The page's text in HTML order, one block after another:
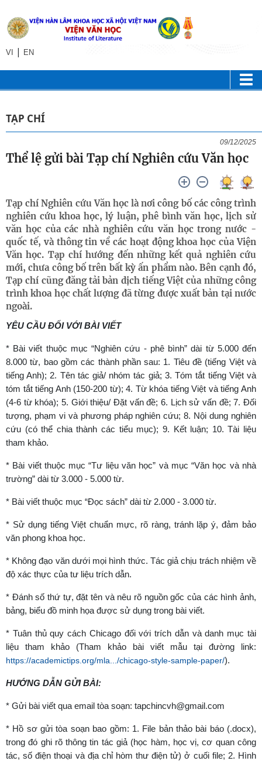
VI | EN
TẠP CHÍ
09/12/2025
Thể lệ gửi bài Tạp chí Nghiên cứu Văn học
Tạp chí Nghiên cứu Văn học là nơi công bố các công trình
nghiên cứu khoa học, lý luận, phê bình văn học, lịch sử
văn học của các nhà nghiên cứu văn học trong nước -
quốc tế, và thông tin về các hoạt động khoa học của Viện
Văn học. Tạp chí hướng đến những kết quả nghiên cứu
mới, chưa công bố trên bất kỳ ấn phẩm nào. Bên cạnh đó,
Tạp chí cũng đăng tải bản dịch tiếng Việt của những công
trình khoa học chất lượng đã từng được xuất bản tại nước
ngoài.
YÊU CẦU ĐỐI VỚI BÀI VIẾT
* Bài viết thuộc mục “Nghiên cứu - phê bình” dài từ 5.000 đến
8.000 từ, bao gồm các thành phần sau: 1. Tiêu đề (tiếng Việt và
tiếng Anh); 2. Tên tác giả/ nhóm tác giả; 3. Tóm tắt tiếng Việt và
tóm tắt tiếng Anh (150-200 từ); 4. Từ khóa tiếng Việt và tiếng Anh
(4-6 từ khóa); 5. Giới thiệu/ Đặt vấn đề; 6. Lịch sử vấn đề; 7. Đối
tượng, phạm vi và phương pháp nghiên cứu; 8. Nội dung nghiên
cứu (có thể chia thành các tiểu mục); 9. Kết luận; 10. Tài liệu
tham khảo.
* Bài viết thuộc mục “Tư liệu văn học” và mục “Văn học và nhà
trường” dài từ 3.000 - 5.000 từ.
* Bài viết thuộc mục “Đọc sách” dài từ 2.000 - 3.000 từ.
* Sử dụng tiếng Việt chuẩn mực, rõ ràng, tránh lặp ý, đảm bảo
văn phong khoa học.
* Không đạo văn dưới mọi hình thức. Tác giả chịu trách nhiệm về
độ xác thực của tư liệu trích dẫn.
* Đánh số thứ tự, đặt tên và nêu rõ nguồn gốc của các hình ảnh,
bảng, biểu đồ minh họa được sử dụng trong bài viết.
* Tuân thủ quy cách Chicago đối với trích dẫn và danh mục tài
liệu tham khảo (Tham khảo bài viết mẫu tại đường link:
https://academictips.org/mla.../chicago-style-sample-paper/).
HƯỚNG DẪN GỬI BÀI:
* Gửi bài viết qua email tòa soạn: tapchincvh@gmail.com
* Hồ sơ gửi tòa soạn bao gồm: 1. File bản thảo bài báo (.docx),
trong đó ghi rõ thông tin tác giả (học hàm, học vị, cơ quan công
tác, số điện thoại và địa chỉ hòm thư điện tử) ở cuối file; 2. Hình